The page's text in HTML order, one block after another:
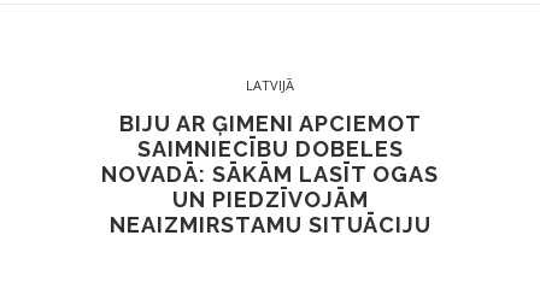
LATVIJĀ
BIJU AR ĢIMENI APCIEMOT
SAIMNIECĪBU DOBELES
NOVADĀ: SĀKĀM LASĪT OGAS
UN PIEDZĪVOJĀM
NEAIZMIRSTAMU SITUĀCIJU